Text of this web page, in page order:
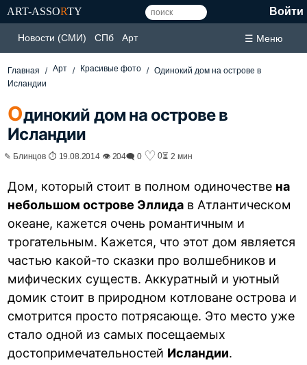
ART-ASSORTY Войти
Новости (СМИ) СПб Арт ☰ Меню
Главная Арт Красивые фото
Одинокий дом на острове в
Исландии
Одинокий дом на острове в
Исландии
✎ Блинцов ⏱ 19.08.2014 👁 204🗨 0 ♡ 0⏳ 2 мин
Дом, который стоит в полном одиночестве на
небольшом острове Эллида в Атлантическом
океане, кажется очень романтичным и
трогательным. Кажется, что этот дом является
частью какой-то сказки про волшебников и
мифических существ. Аккуратный и уютный
домик стоит в природном котловане острова и
смотрится просто потрясающе. Это место уже
стало одной из самых посещаемых
достопримечательностей Исландии.